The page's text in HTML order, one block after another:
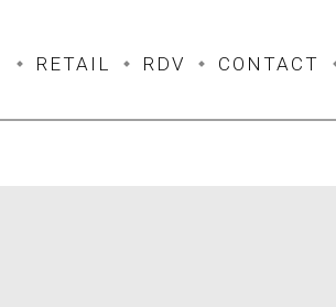
RETAIL RDV CONTACT